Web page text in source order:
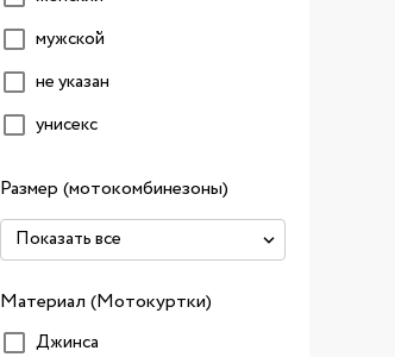
мужской
не указан
унисекс
Размер (мотокомбинезоны)
Материал (Мотокуртки)
Джинса